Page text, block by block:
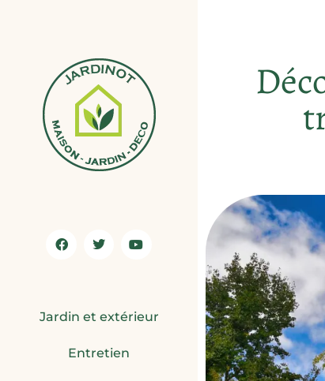
Jardin et extérieur
Entretien